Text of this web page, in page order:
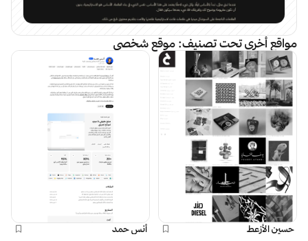
مواقع أخرى تحت تصنيف: موقع شخصي
حسين الأزعط أنس حمد